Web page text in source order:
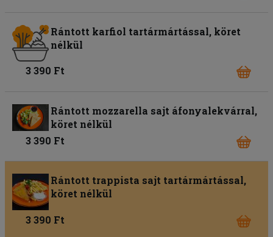
Rántott karfiol tartármártással, köret
nélkül
3 390 Ft
Rántott mozzarella sajt áfonyalekvárral,
köret nélkül
3 390 Ft
Rántott trappista sajt tartármártással,
köret nélkül
3 390 Ft